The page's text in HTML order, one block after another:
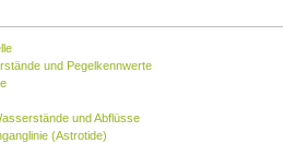
und Pegelkennwerte
und Abflüsse
(Astrotide)